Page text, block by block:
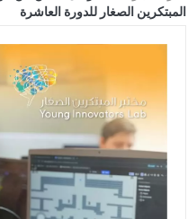
الأمن يتلف 16 مليون حبة كبتاجون و1480 كغم مواد مخدرة
النواب
القاضي يلتقي رؤساء تحرير
على
دعوة المكلفين بخدمة العلم
المبتكرين الصغار للدورة العاشرة